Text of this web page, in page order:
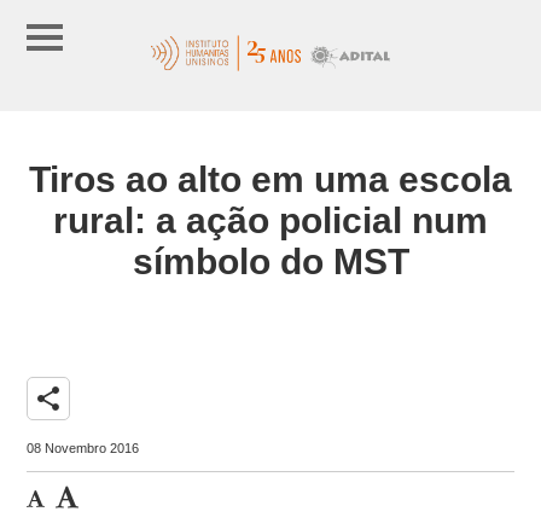
Tiros ao alto em uma escola
rural: a ação policial num
símbolo do MST
share
08 Novembro 2016